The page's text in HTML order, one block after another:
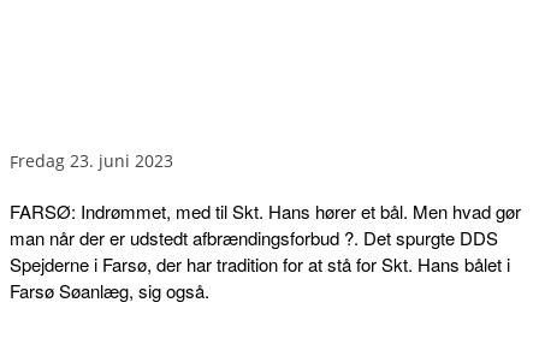
fredag 23. juni 2023
FARSØ: Indrømmet, med til Skt. Hans hører et bål. Men hvad gør
man når der er udstedt afbrændingsforbud ?. Det spurgte DDS
Spejderne i Farsø, der har tradition for at stå for Skt. Hans bålet i
Farsø Søanlæg, sig også.